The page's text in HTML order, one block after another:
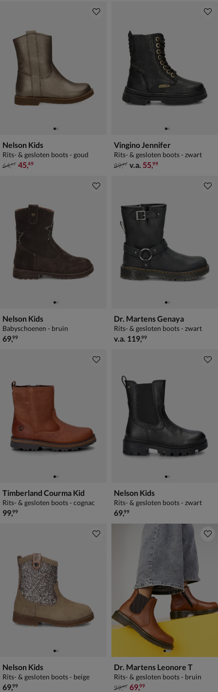
Nelson Kids
Rits- & gesloten boots - goud
van € 64,99 voor € 45,49
64,99 45,49
Vingino Jennifer
Rits- & gesloten boots - zwart
van € 89,99 vanaf € 55,99
89,99 v.a. 55,99
Nelson Kids
Babyschoenen - bruin
€ 69,99
69,99
Dr. Martens Genaya
Rits- & gesloten boots - zwart
vanaf € 119,99
v.a. 119,99
Timberland Courma Kid
Rits- & gesloten boots - cognac
€ 99,99
99,99
Nelson Kids
Rits- & gesloten boots - zwart
€ 69,99
69,99
Nelson Kids
Rits- & gesloten boots - beige
€ 69,99
69,99
Dr. Martens Leonore T
Rits- & gesloten boots - bruin
van € 99,99 voor € 69,99
99,99 69,99